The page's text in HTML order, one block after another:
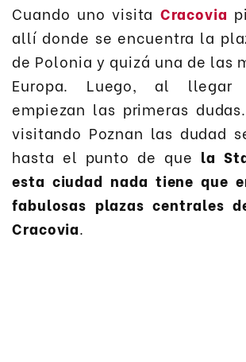
Cuando uno visita Cracovia
allí donde se encuentra la
de Polonia y quizá una de las
Europa. Luego, al llegar
empiezan las primeras
visitando Poznan las dudad
hasta el punto de que la
esta ciudad nada tiene que
fabulosas plazas centrales
Cracovia.